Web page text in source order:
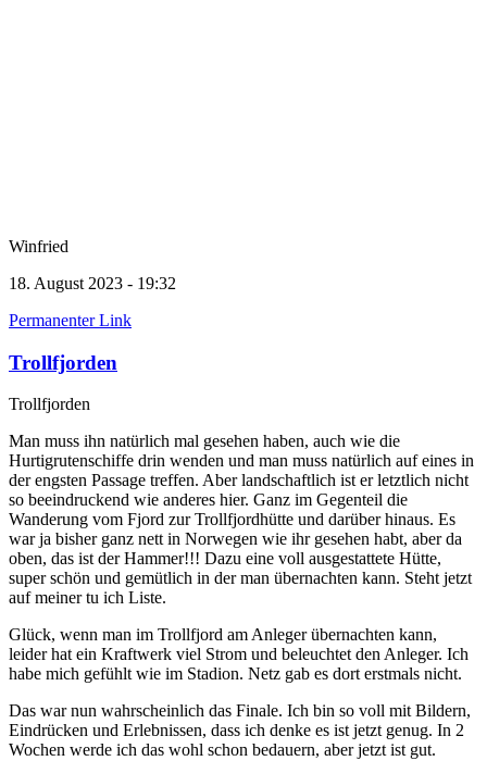
Winfried
18. August 2023 - 19:32
Permanenter Link
Trollfjorden
Trollfjorden
Man muss ihn natürlich mal gesehen haben, auch wie die
Hurtigrutenschiffe drin wenden und man muss natürlich auf eines in
der engsten Passage treffen. Aber landschaftlich ist er letztlich nicht
so beeindruckend wie anderes hier. Ganz im Gegenteil die
Wanderung vom Fjord zur Trollfjordhütte und darüber hinaus. Es
war ja bisher ganz nett in Norwegen wie ihr gesehen habt, aber da
oben, das ist der Hammer!!! Dazu eine voll ausgestattete Hütte,
super schön und gemütlich in der man übernachten kann. Steht jetzt
auf meiner tu ich Liste.
Glück, wenn man im Trollfjord am Anleger übernachten kann,
leider hat ein Kraftwerk viel Strom und beleuchtet den Anleger. Ich
habe mich gefühlt wie im Stadion. Netz gab es dort erstmals nicht.
Das war nun wahrscheinlich das Finale. Ich bin so voll mit Bildern,
Eindrücken und Erlebnissen, dass ich denke es ist jetzt genug. In 2
Wochen werde ich das wohl schon bedauern, aber jetzt ist gut.